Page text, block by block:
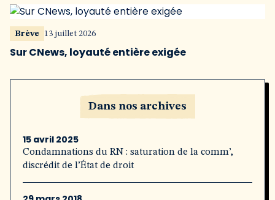
Brève 13 juillet 2026
Sur CNews, loyauté entière exigée
Dans nos archives
15 avril 2025
Condamnations du RN : saturation de la comm’,
discrédit de l’État de droit